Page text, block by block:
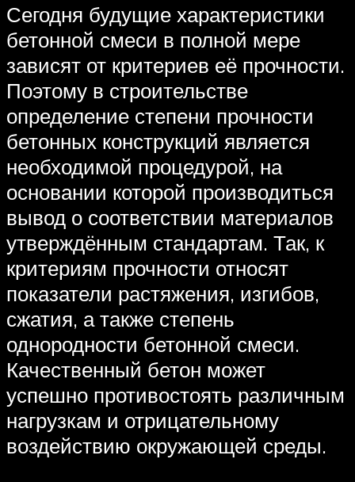
Сегодня будущие характеристики
бетонной смеси в полной мере
зависят от критериев её прочности.
Поэтому в строительстве
определение степени прочности
бетонных конструкций является
необходимой процедурой, на
основании которой производиться
вывод о соответствии материалов
утверждённым стандартам. Так, к
критериям прочности относят
показатели растяжения, изгибов,
сжатия, а также степень
однородности бетонной смеси.
Качественный бетон может
успешно противостоять различным
нагрузкам и отрицательному
воздействию окружающей среды.